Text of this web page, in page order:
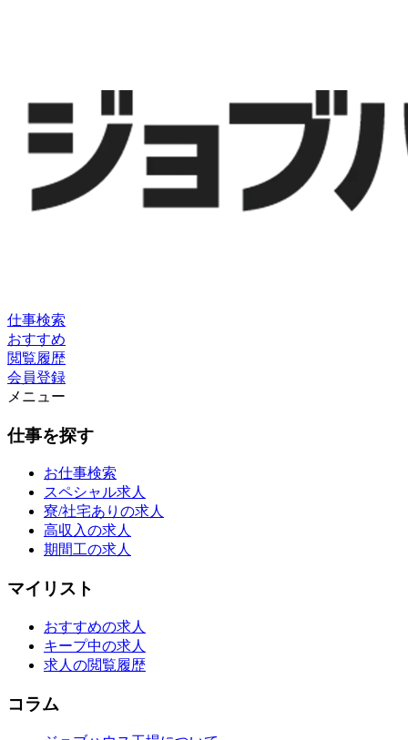
仕事検索
おすすめ
閲覧履歴
会員登録
メニュー
仕事を探す
お仕事検索
スペシャル求人
寮/社宅ありの求人
高収入の求人
期間工の求人
マイリスト
おすすめの求人
キープ中の求人
求人の閲覧履歴
コラム